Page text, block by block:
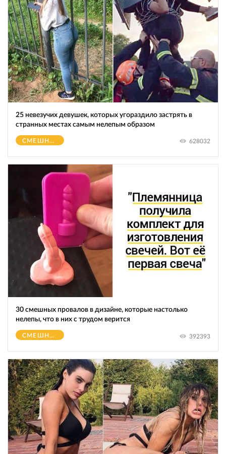
25 невезучих девушек, которых угораздило застрять в
странных местах самым нелепым образом
СМЕШНОЕ 628032
30 смешных провалов в дизайне, которые настолько
нелепы, что в них с трудом верится
СМЕШНОЕ 392393